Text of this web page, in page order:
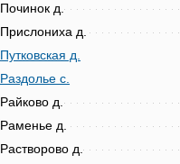
Починок д.
Прислониха д.
Путковская д.
Раздолье с.
Райково д.
Раменье д.
Растворово д.